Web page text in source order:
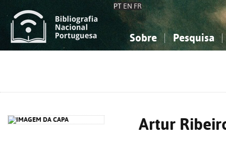
PT EN FR
Sobre Pesquisa
Artur